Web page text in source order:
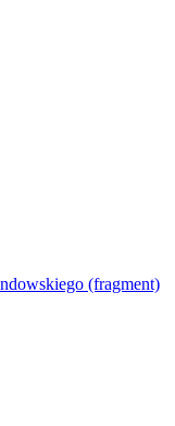
(fragment)